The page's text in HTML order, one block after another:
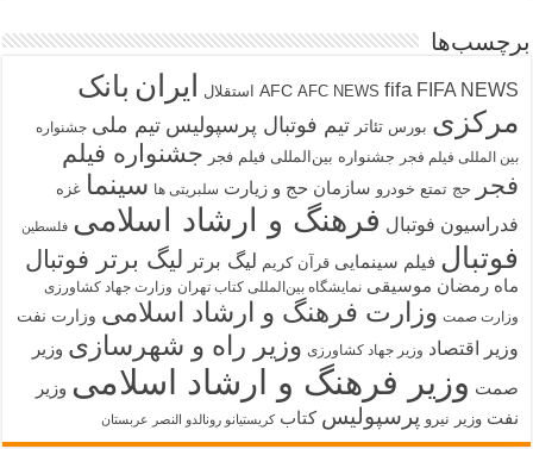
برچسب‌ها
AFC AFC NEWS fifa FIFA NEWS استقلال ایران بانک
مرکزی بورس تئاتر تیم فوتبال پرسپولیس تیم ملی جشنواره
بین المللی فیلم فجر
جشنواره بین‌المللی فیلم فجر جشنواره فیلم
فجر
حج تمتع خودرو سازمان حج و زیارت سلبریتی ها سینما غزه
فدراسیون فوتبال فرهنگ و ارشاد اسلامی فلسطین
فوتبال فیلم سینمایی قرآن کریم لیگ برتر لیگ برتر فوتبال
ماه رمضان موسیقی نمایشگاه بین‌المللی کتاب تهران وزارت جهاد کشاورزی
وزارت صمت وزارت فرهنگ و ارشاد اسلامی وزارت نفت
وزیر اقتصاد وزیر جهاد کشاورزی وزیر راه و شهرسازی وزیر
صمت وزیر فرهنگ و ارشاد اسلامی وزیر
نفت وزیر نیرو پرسپولیس کتاب کریستیانو رونالدو النصر عربستان